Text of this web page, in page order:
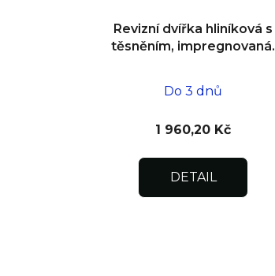
Revizní dvířka hliníková s
těsněním, impregnovaná,
Do 3 dnů
1 960,20 Kč
DETAIL